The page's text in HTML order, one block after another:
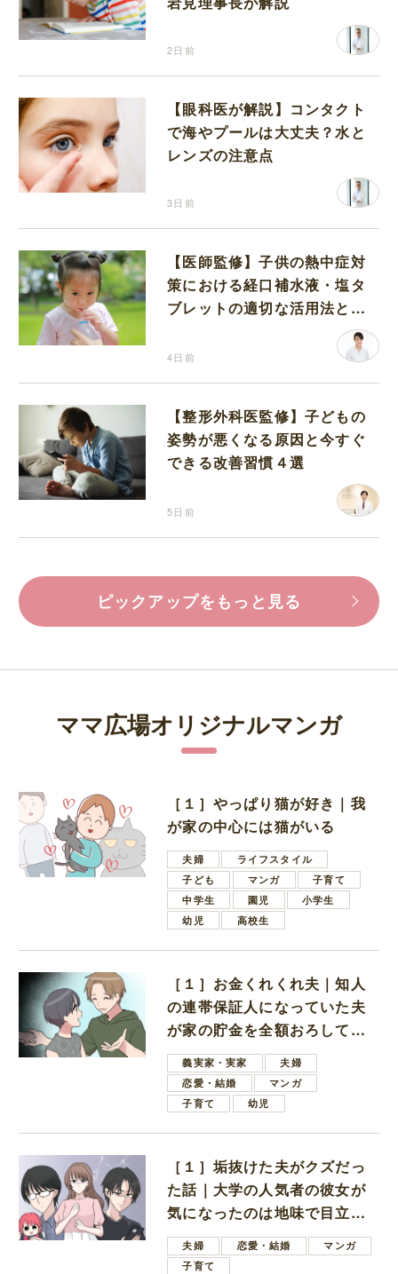
2日前
【眼科医が解説】コンタクト
で海やプールは大丈夫？水と
レンズの注意点
3日前
【医師監修】子供の熱中症対
策における経口補水液・塩タ
ブレットの適切な活用法と水
4日前
【整形外科医監修】子どもの
姿勢が悪くなる原因と今すぐ
できる改善習慣４選
5日前
ピックアップをもっと見る
ママ広場オリジナルマンガ
［１］やっぱり猫が好き｜我
が家の中心には猫がいる
夫婦
ライフスタイル
子ども
マンガ
子育て
中学生
園児
小学生
幼児
高校生
［１］お金くれくれ夫｜知人
の連帯保証人になっていた夫
が家の貯金を全額おろしてほ
しいと言ってきた
義実家・実家
夫婦
恋愛・結婚
マンガ
子育て
幼児
［１］垢抜けた夫がクズだっ
た話｜大学の人気者の彼女が
気になったのは地味で目立た
ない男子学生
夫婦 恋愛・結婚
マンガ
子育て